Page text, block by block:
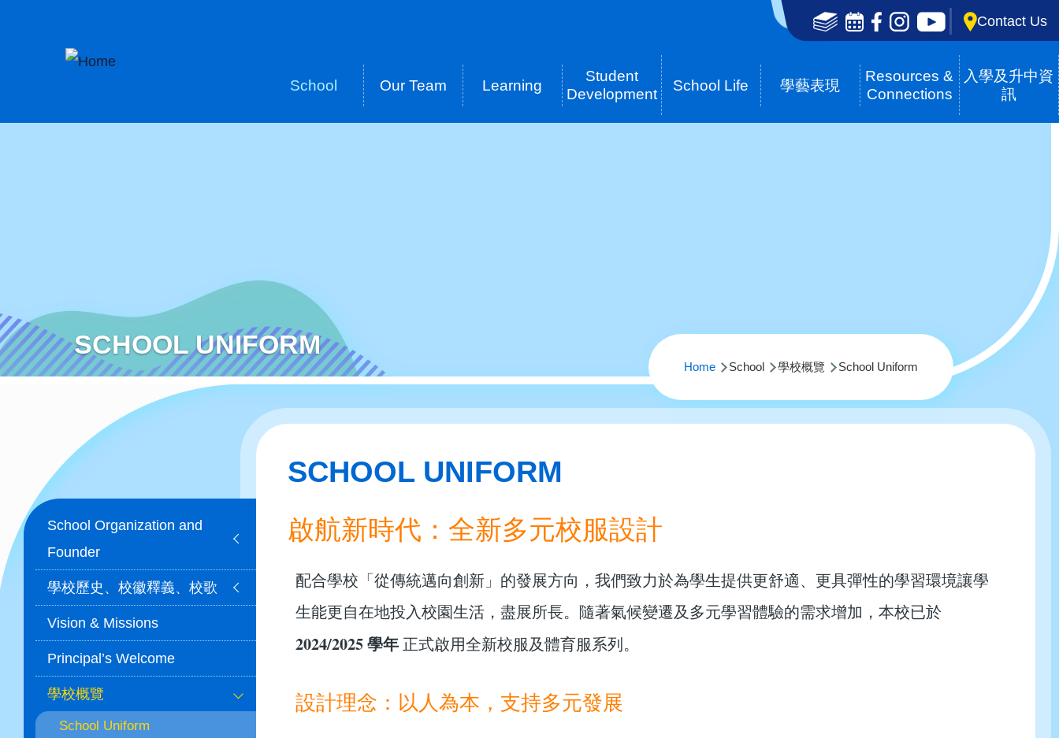
Social
Media
Contact Us
navigation
School Our Team Learning
Student
Development
School Life 學藝表現
Resources &
Connections
入學及升中資
訊
SCHOOL UNIFORM
Home School 學校概覽 School Uniform
SCHOOL UNIFORM
啟航新時代：全新多元校服設計
配合學校「從傳統邁向創新」的發展方向，我們致力於為學生提供更舒適、更具彈性的學習環境讓學
生能更自在地投入校園生活，盡展所長。隨著氣候變遷及多元學習體驗的需求增加，本校已於
2024/2025 學年 正式啟用全新校服及體育服系列。
設計理念：以人為本，支持多元發展
Main
navigation
School Organization and
Founder
學校歷史、校徽釋義、校歌
Vision & Missions
Principal’s Welcome
學校概覽
School Uniform